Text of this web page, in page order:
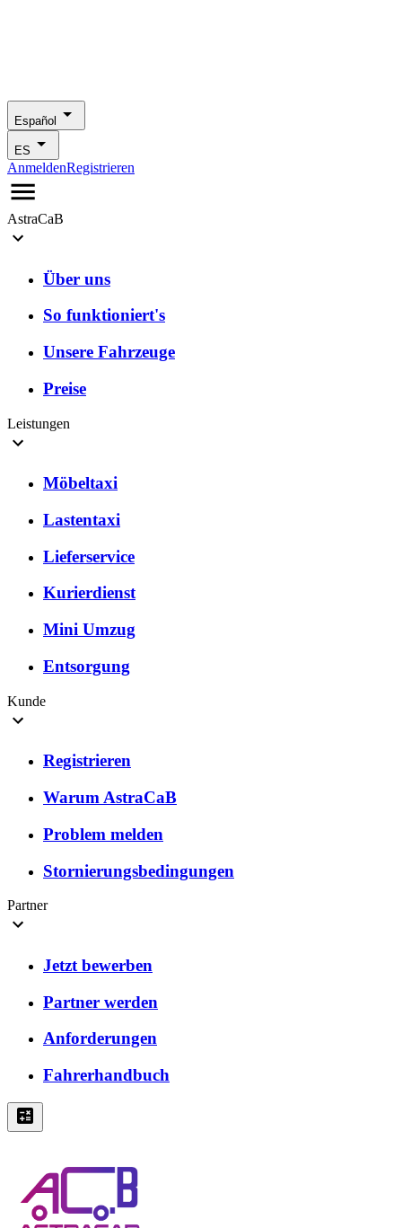
Español
ES
AnmeldenRegistrieren
AstraCaB
Über uns
So funktioniert's
Unsere Fahrzeuge
Preise
Leistungen
Möbeltaxi
Lastentaxi
Lieferservice
Kurierdienst
Mini Umzug
Entsorgung
Kunde
Registrieren
Warum AstraCaB
Problem melden
Stornierungsbedingungen
Partner
Jetzt bewerben
Partner werden
Anforderungen
Fahrerhandbuch